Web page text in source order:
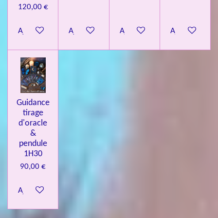
120,00 €
Ajouter au panierAjouter au panierAjouter au panierAjouter au
Guidance
tirage
d'oracle
&
pendule
1H30
90,00 €
Ajouter au panier